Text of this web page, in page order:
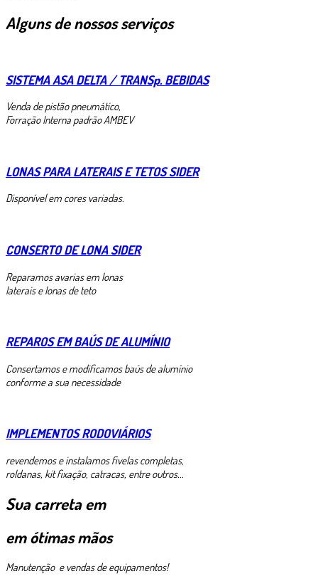
Alguns de nossos serviços
SISTEMA ASA DELTA / TRANSp. BEBIDAS
Venda de pistão pneumático,
Forração Interna padrão AMBEV
LONAS PARA LATERAIS E TETOS SIDER
Disponível em cores variadas.
CONSERTO DE LONA SIDER
Reparamos avarias em lonas
laterais e lonas de teto
REPAROS EM BAÚS DE ALUMÍNIO
Consertamos e modificamos baús de alumínio
conforme a sua necessidade
IMPLEMENTOS RODOVIÁRIOS
revendemos e instalamos fivelas completas,
roldanas, kit fixação, catracas, entre outros...
Sua carreta em
em ótimas mãos
Manutenção e vendas de equipamentos!